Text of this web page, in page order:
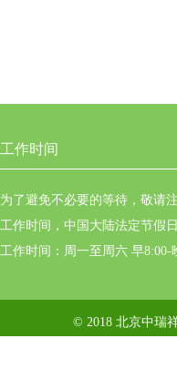
工作时间
为了避免不必要的等待，敬请
工作时间，中国大陆法定节假日
工作时间：周一至周六 早8:00-
© 2018 北京中瑞